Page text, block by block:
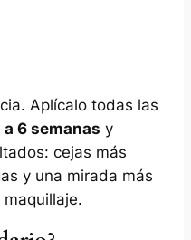
Aplícalo todas las
a 6 semanas y
cejas más
y una mirada más